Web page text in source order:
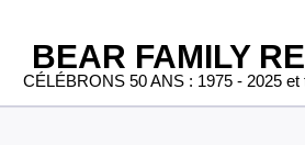
BEAR FAMILY
CÉLÉBRONS 50 ANS : 1975 - 2025